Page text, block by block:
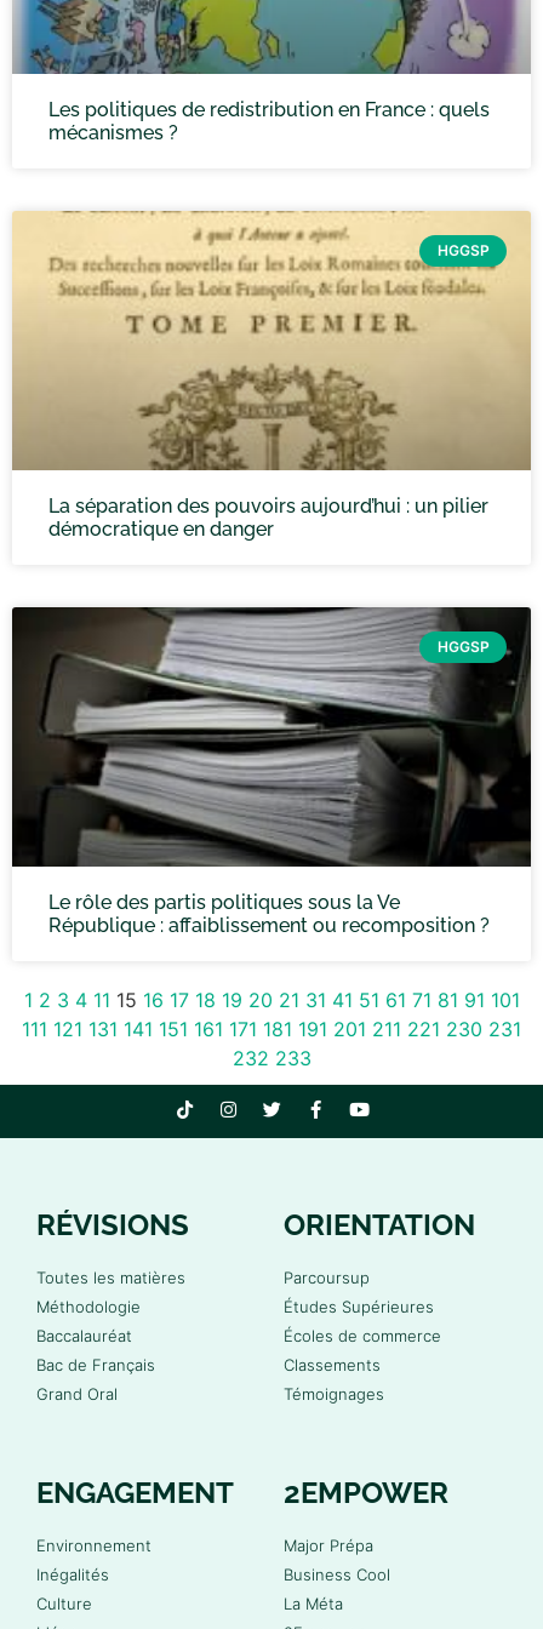
Les politiques de redistribution en France : quels
mécanismes ?
HGGSP
La séparation des pouvoirs aujourd’hui : un pilier
démocratique en danger
HGGSP
Le rôle des partis politiques sous la Ve
République : affaiblissement ou recomposition ?
1 2 3 4 11 15 16 17 18 19 20 21 31 41 51 61 71 81 91 101
111 121 131 141 151 161 171 181 191 201 211 221 230 231
232 233
RÉVISIONS
Toutes les matières
Méthodologie
Baccalauréat
Bac de Français
Grand Oral
ORIENTATION
Parcoursup
Études Supérieures
Écoles de commerce
Classements
Témoignages
ENGAGEMENT
Environnement
Inégalités
Culture
2EMPOWER
Major Prépa
Business Cool
La Méta